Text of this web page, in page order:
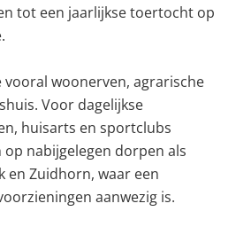
tot een jaarlijkse toertocht op
woonerven, agrarische
Voor dagelijkse
huisarts en sportclubs
nabijgelegen dorpen als
en Zuidhorn, waar een
aanwezig is.